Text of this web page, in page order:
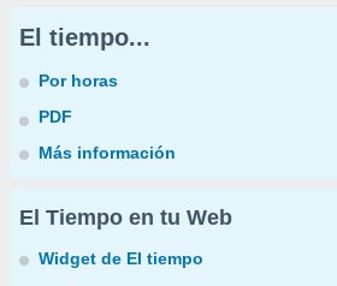
El tiempo...
Por horas
PDF
Más información
El Tiempo en tu Web
Widget de El tiempo